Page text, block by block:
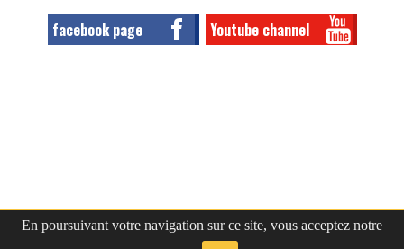
En poursuivant votre navigation sur ce site, vous acceptez notre
facebook page Youtube channel